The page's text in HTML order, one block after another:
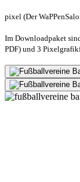
pixel (Der
Im Downloadpaket
PDF) und 3